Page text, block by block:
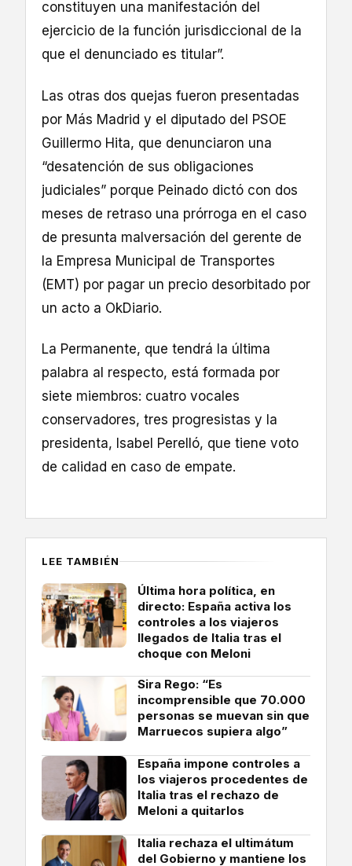
constituyen una manifestación del
ejercicio de la función jurisdiccional de la
que el denunciado es titular”.
Las otras dos quejas fueron presentadas
por Más Madrid y el diputado del PSOE
Guillermo Hita, que denunciaron una
“desatención de sus obligaciones
judiciales” porque Peinado dictó con dos
meses de retraso una prórroga en el caso
de presunta malversación del gerente de
la Empresa Municipal de Transportes
(EMT) por pagar un precio desorbitado por
un acto a OkDiario.
La Permanente, que tendrá la última
palabra al respecto, está formada por
siete miembros: cuatro vocales
conservadores, tres progresistas y la
presidenta, Isabel Perelló, que tiene voto
de calidad en caso de empate.
LEE TAMBIÉN
Última hora política, en
directo: España activa los
controles a los viajeros
llegados de Italia tras el
choque con Meloni
Sira Rego: “Es
incomprensible que 70.000
personas se muevan sin que
Marruecos supiera algo”
España impone controles a
los viajeros procedentes de
Italia tras el rechazo de
Meloni a quitarlos
Italia rechaza el ultimátum
del Gobierno y mantiene los